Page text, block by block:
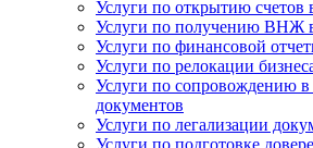
Услуги по открытию
Услуги по получению ВНЖ
Услуги по финансовой
Услуги по релокации
Услуги по сопровождению
документов
Услуги по легализации
Услуги по подготовке